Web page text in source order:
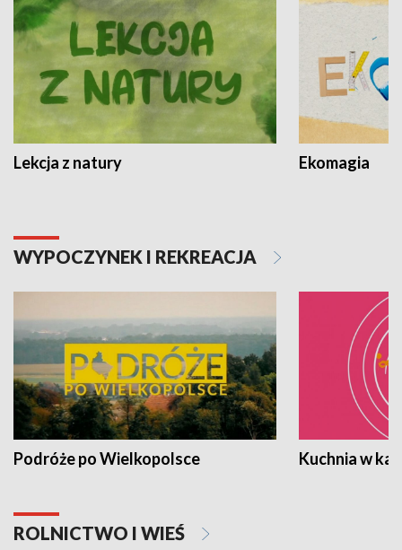
Lekcja z natury Ekomagia
WYPOCZYNEK I REKREACJA
Podróże po Wielkopolsce Kuchnia w
ROLNICTWO I WIEŚ